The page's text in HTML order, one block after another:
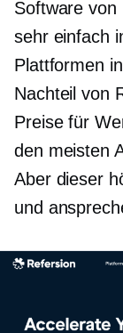
Software von
sehr einfach
Plattformen
Nachteil von
Preise für
den meisten
Aber dieser
und